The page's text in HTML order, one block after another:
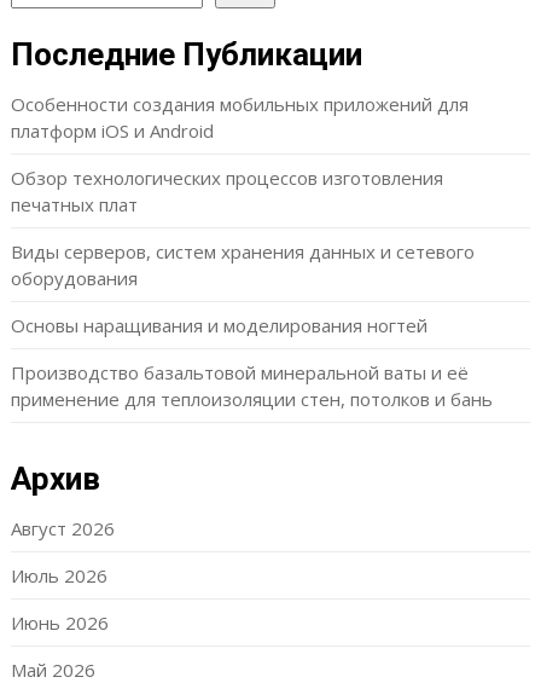
Последние Публикации
Особенности создания мобильных приложений для
платформ iOS и Android
Обзор технологических процессов изготовления
печатных плат
Виды серверов, систем хранения данных и сетевого
оборудования
Основы наращивания и моделирования ногтей
Производство базальтовой минеральной ваты и её
применение для теплоизоляции стен, потолков и бань
Архив
Август 2026
Июль 2026
Июнь 2026
Май 2026